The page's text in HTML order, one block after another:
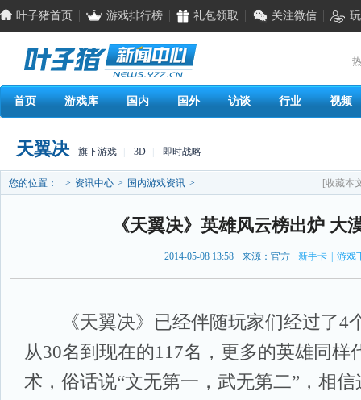
叶子猪首页 游戏排行榜 礼包领取 关注微信
首页 游戏库 国内 国外 访谈 行业 视频
天翼决 旗下游戏 3D 即时战略
您的位置： > 资讯中心 > 国内游戏资讯 > [收藏本
《天翼决》英雄风云榜出炉 大
2014-05-08 13:58 来源：官方 新手卡 游戏
《天翼决》已经伴随玩家们经过了4
从30名到现在的117名，更多的英雄同样
术，俗话说“文无第一，武无第二”，相